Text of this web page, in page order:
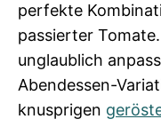
perfekte
passierter
unglaublich
Abendessen-
knusprigen